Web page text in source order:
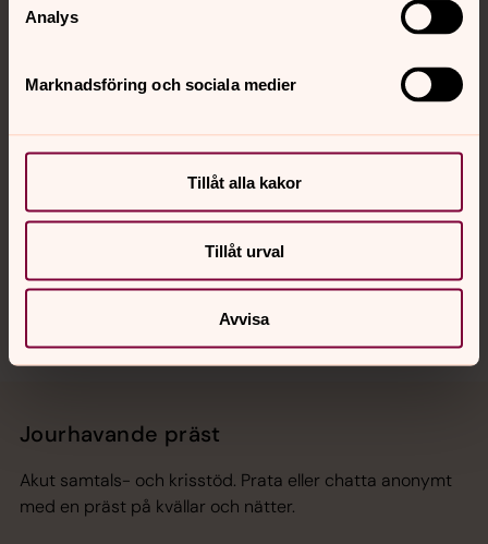
Analys
Marknadsföring och sociala medier
Tillåt alla kakor
Tillåt urval
Avvisa
Kontakt
Kalender
Jourhavande präst
Akut samtals- och krisstöd. Prata eller chatta anonymt
med en präst på kvällar och nätter.